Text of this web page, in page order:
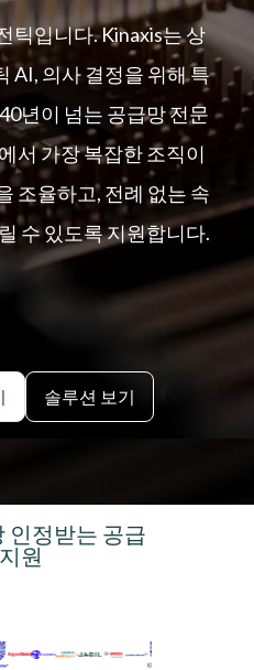
틱입니다. Kinaxis는 상
AI, 의사 결정을 위해 특
년이 넘는 공급망 전문
서 가장 복잡한 조직이
조율하고, 전례 없는 속
수 있도록 지원합니다.
솔루션 보기
인정받는 공급
원